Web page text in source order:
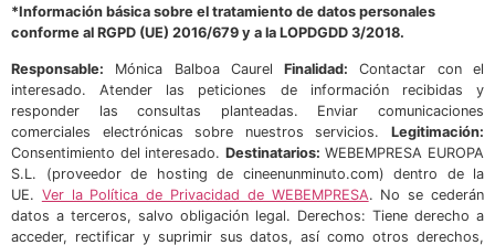
*Información básica sobre el tratamiento de datos personales
conforme al RGPD (UE) 2016/679 y a la LOPDGDD 3/2018.
Responsable: Mónica Balboa CaurelFinalidad: Contactar con el
interesado. Atender las peticiones de información recibidas y
responder las consultas planteadas. Enviar comunicaciones
comerciales electrónicas sobre nuestros servicios. Legitimación:
Consentimiento del interesado. Destinatarios: WEBEMPRESA EUROPA
S.L. (proveedor de hosting de cineenunminuto.com) dentro de la
UE. Ver la Política de Privacidad de WEBEMPRESA. No se cederán
datos a terceros, salvo obligación legal. Derechos: Tiene derecho a
acceder, rectificar y suprimir sus datos, así como otros derechos,